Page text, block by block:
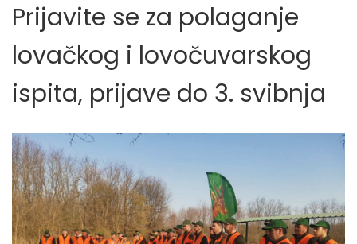
Prijavite se za polaganje
lovačkog i lovočuvarskog
ispita, prijave do 3. svibnja